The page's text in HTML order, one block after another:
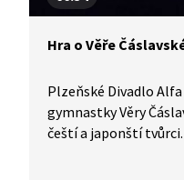
Hra o Věře
Plzeňské Divadlo
gymnastky Věry
čeští a japonští